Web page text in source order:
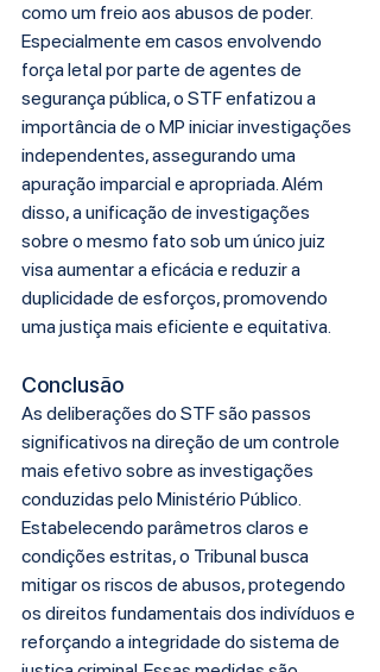
como um freio aos abusos de poder.
Especialmente em casos envolvendo
força letal por parte de agentes de
segurança pública, o STF enfatizou a
importância de o MP iniciar investigações
independentes, assegurando uma
apuração imparcial e apropriada. Além
disso, a unificação de investigações
sobre o mesmo fato sob um único juiz
visa aumentar a eficácia e reduzir a
duplicidade de esforços, promovendo
uma justiça mais eficiente e equitativa.
Conclusão
As deliberações do STF são passos
significativos na direção de um controle
mais efetivo sobre as investigações
conduzidas pelo Ministério Público.
Estabelecendo parâmetros claros e
condições estritas, o Tribunal busca
mitigar os riscos de abusos, protegendo
os direitos fundamentais dos indivíduos e
reforçando a integridade do sistema de